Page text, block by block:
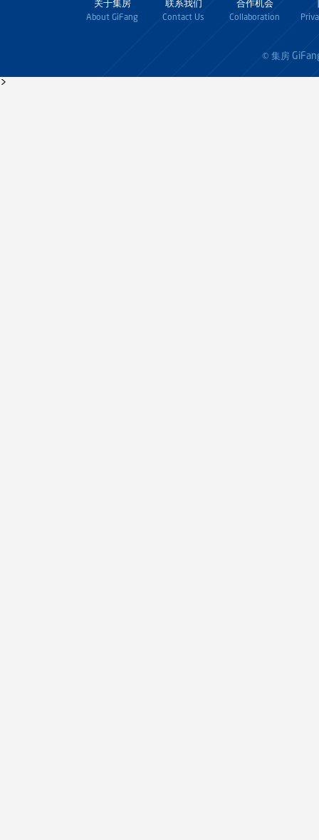
关于集房
About GiFang
联系我们
Contact Us
合作机会
Collaboration
© 集房
>